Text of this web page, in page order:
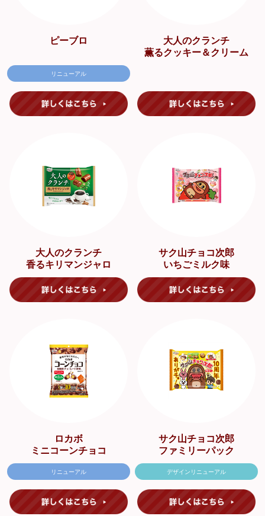
ピーブロ
リニューアル
大人のクランチ
薫るクッキー＆クリーム
大人のクランチ
香るキリマンジャロ
サク山チョコ次郎
いちごミルク味
ロカボ
ミニコーンチョコ
リニューアル
サク山チョコ次郎
ファミリーパック
デザインリニューアル